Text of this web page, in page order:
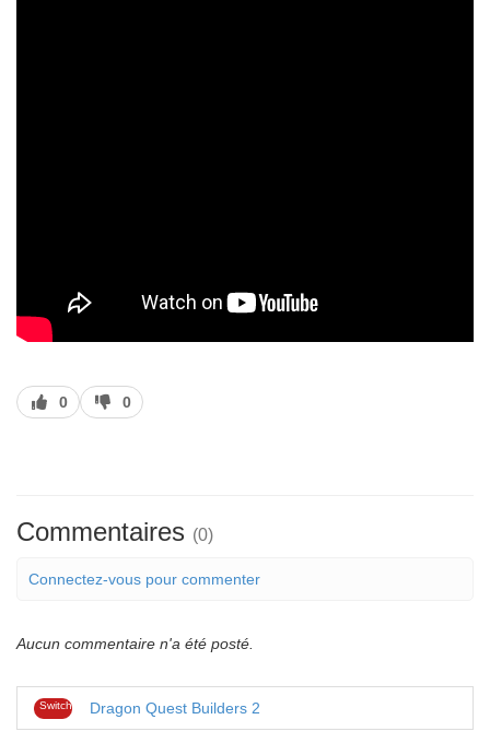
J’aime
0
J’aime
pas
0
Commentaires (0)
Connectez-vous pour commenter
Aucun commentaire n'a été posté.
Switch Dragon Quest Builders 2